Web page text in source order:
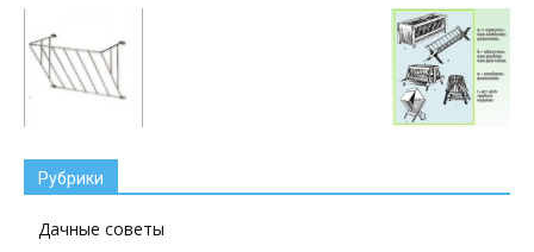
Рубрики
Дачные советы